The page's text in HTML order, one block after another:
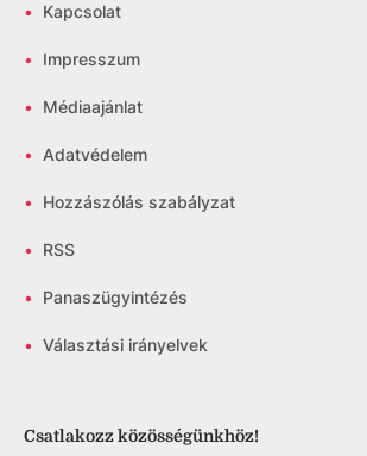
• Kapcsolat
• Impresszum
• Médiaajánlat
• Adatvédelem
• Hozzászólás szabályzat
• RSS
• Panaszügyintézés
• Választási irányelvek
Csatlakozz közösségünkhöz!